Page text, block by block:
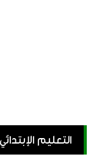
التعليم الإبتدائي